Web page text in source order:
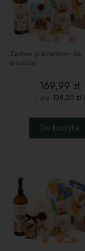
Zestaw prezentowy na
urodziny
169,99 zł
(netto: 138,20 zł)
Do koszyka